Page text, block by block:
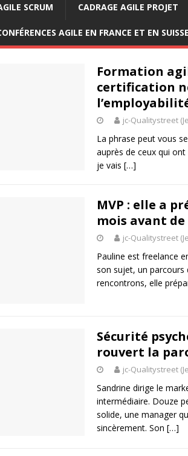
SCRUM CADRAGE AGILE PROJET
AGILE EN FRANCE ET EN SUISSE
Formation
certification
jc-Qualitystreet
La phrase peut vous
auprès de ceux qui
je vais […]
MVP : elle a
mois avant
jc-Qualitystreet
Pauline est freelance
son sujet, un parcours
rencontrons, elle
Sécurité
rouvert la
jc-Qualitystreet
Sandrine dirige le
intermédiaire. Douze
solide, une manager
sincèrement. Son […]